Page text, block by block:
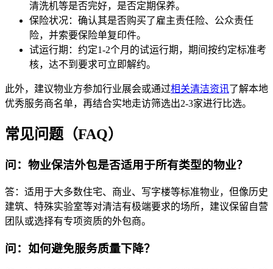
清洗机等是否完好，是否定期保养。
保险状况：确认其是否购买了雇主责任险、公众责任
险，并索要保险单复印件。
试运行期：约定1-2个月的试运行期，期间按约定标准考
核，达不到要求可立即解约。
此外，建议物业方参加行业展会或通过相关清洁资讯了解本地
优秀服务商名单，再结合实地走访筛选出2-3家进行比选。
常见问题（FAQ）
问：物业保洁外包是否适用于所有类型的物业？
答：适用于大多数住宅、商业、写字楼等标准物业，但像历史
建筑、特殊实验室等对清洁有极端要求的场所，建议保留自营
团队或选择有专项资质的外包商。
问：如何避免服务质量下降？